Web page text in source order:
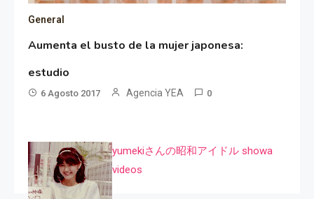
General
Aumenta el busto de la mujer japonesa:
estudio
6 Agosto 2017 Agencia YEA 0
yumekiさんの昭和アイドル showa
videos